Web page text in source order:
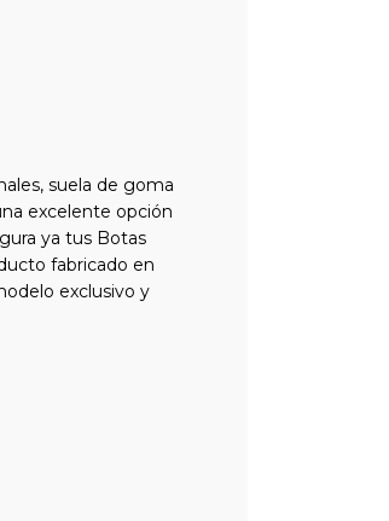
suela de goma
excelente opción
ya tus Botas
fabricado en
exclusivo y